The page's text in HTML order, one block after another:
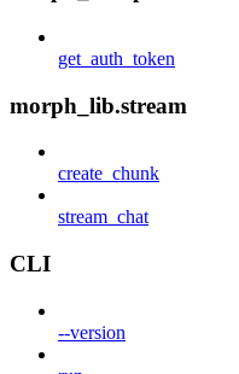
get_auth_token
morph_lib.stream
create_chunk
stream_chat
CLI
--version